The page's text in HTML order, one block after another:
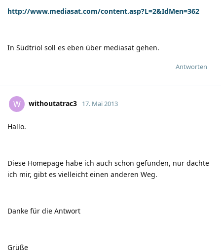
http://www.mediasat.com/content.asp?L=2&IdMen=362
In Südtriol soll es eben über mediasat gehen.
Antworten
W withoutatrac3 17. Mai 2013
Hallo.
Diese Homepage habe ich auch schon gefunden, nur dachte
ich mir, gibt es vielleicht einen anderen Weg.
Danke für die Antwort
Grüße